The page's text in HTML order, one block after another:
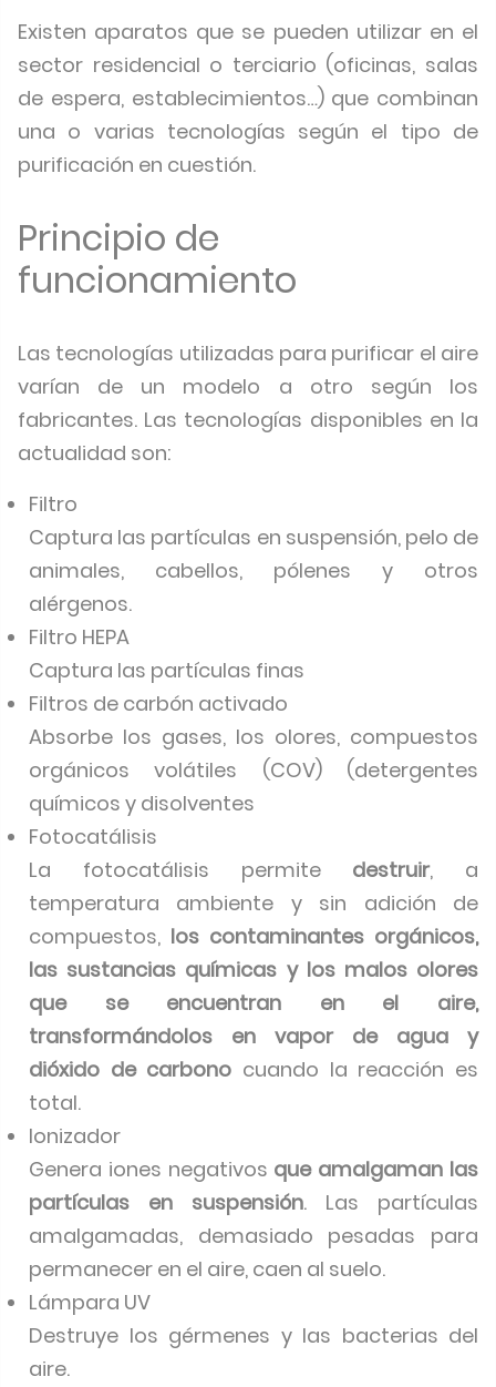
Existen aparatos que se pueden utilizar en el
sector residencial o terciario (oficinas, salas
de espera, establecimientos…) que combinan
una o varias tecnologías según el tipo de
purificación en cuestión.
Principio de
funcionamiento
Las tecnologías utilizadas para purificar el aire
varían de un modelo a otro según los
fabricantes. Las tecnologías disponibles en la
actualidad son:
Filtro
Captura las partículas en suspensión, pelo de
animales, cabellos, pólenes y otros
alérgenos.
Filtro HEPA
Captura las partículas finas
Filtros de carbón activado
Absorbe los gases, los olores, compuestos
orgánicos volátiles (COV) (detergentes
químicos y disolventes
Fotocatálisis
La fotocatálisis permite destruir, a
temperatura ambiente y sin adición de
compuestos, los contaminantes orgánicos,
las sustancias químicas y los malos olores
que se encuentran en el aire,
transformándolos en vapor de agua y
dióxido de carbono cuando la reacción es
total.
Ionizador
Genera iones negativos que amalgaman las
partículas en suspensión. Las partículas
amalgamadas, demasiado pesadas para
permanecer en el aire, caen al suelo.
Lámpara UV
Destruye los gérmenes y las bacterias del
aire.